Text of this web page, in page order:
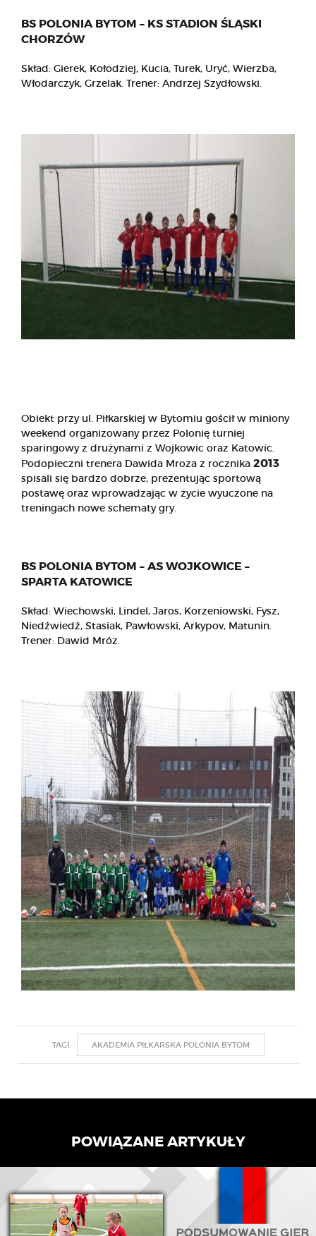
BS POLONIA BYTOM – KS STADION ŚLĄSKI
CHORZÓW
Skład: Gierek, Kołodziej, Kucia, Turek, Uryć, Wierzba,
Włodarczyk, Grzelak. Trener: Andrzej Szydłowski.
Obiekt przy ul. Piłkarskiej w Bytomiu gościł w miniony
weekend organizowany przez Polonię turniej
sparingowy z drużynami z Wojkowic oraz Katowic.
Podopieczni trenera Dawida Mroza z rocznika 2013
spisali się bardzo dobrze, prezentując sportową
postawę oraz wprowadzając w życie wyuczone na
treningach nowe schematy gry.
BS POLONIA BYTOM – AS WOJKOWICE –
SPARTA KATOWICE
Skład: Wiechowski, Lindel, Jaros, Korzeniowski, Fysz,
Niedźwiedź, Stasiak, Pawłowski, Arkypov, Matunin.
Trener: Dawid Mróz.
TAGI: AKADEMIA PIŁKARSKA POLONIA BYTOM
POWIĄZANE ARTYKUŁY